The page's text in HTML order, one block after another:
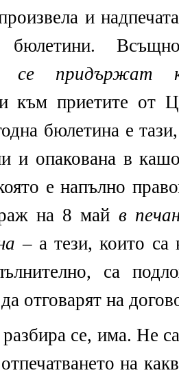
и
се придържат
към приетите от
бюлетина е
и опакована в
е напълно
на 8 май в
– а тези, които са
са
отговарят на
разбира се, има. Не
на